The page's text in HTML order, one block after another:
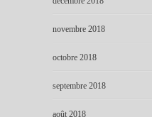
novembre 2018
octobre 2018
septembre 2018
août 2018